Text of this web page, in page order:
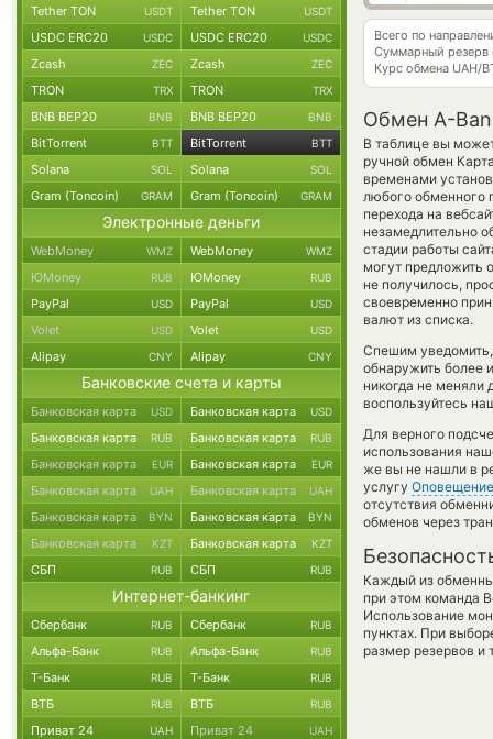
Всего по
Суммарный резерв
Курс обмена UAH/
Обмен A-
В таблице вы
ручной обмен
временами
любого обменного
перехода на
незамедлительно
стадии работы
могут предложить
не получилось,
своевременно
валют из списка.
Спешим
обнаружить более
никогда не меняли
воспользуйтесь
Для верного
использования
же вы не нашли в
услугу Оповещение
отсутствия
обменов через
Каждый из
при этом команда
Использование
пунктах. При
размер резервов и
Tether TON USDT Tether TON USDT
USDC ERC20 USDC USDC ERC20 USDC
Zcash ZEC Zcash ZEC
TRON TRX TRON TRX
BNB BEP20 BNB BNB BEP20 BNB
BitTorrent BTT BitTorrent BTT
Solana SOL Solana SOL
Gram (Toncoin) GRAM Gram (Toncoin) GRAM
Электронные деньги
WebMoney WMZ WebMoney WMZ
ЮMoney RUB ЮMoney RUB
PayPal USD PayPal USD
Volet USD Volet USD
Alipay CNY Alipay CNY
Банковские счета и карты
Банковская карта USD Банковская карта USD
Банковская карта RUB Банковская карта RUB
Банковская карта EUR Банковская карта EUR
Банковская карта UAH Банковская карта UAH
Банковская карта BYN Банковская карта BYN
Банковская карта KZT Банковская карта KZT
СБП RUB СБП RUB
Интернет-банкинг
Сбербанк RUB Сбербанк RUB
Альфа-Банк RUB Альфа-Банк RUB
Т-Банк RUB Т-Банк RUB
ВТБ RUB ВТБ RUB
Приват 24 UAH Приват 24 UAH